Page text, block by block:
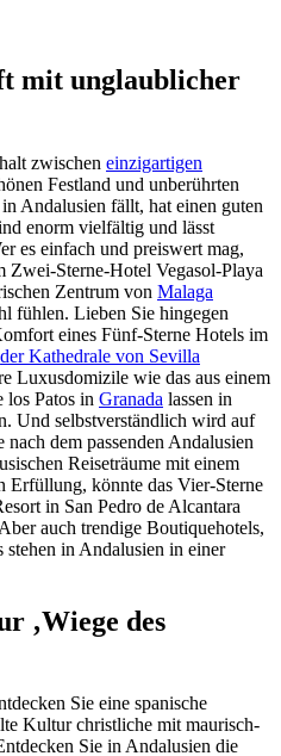
mit unglaublicher
zwischen einzigartigen
Festland und unberührten
Andalusien fällt, hat einen guten
enorm vielfältig und lässt
es einfach und preiswert mag,
Zwei-Sterne-Hotel Vegasol-Playa
Zentrum von Malaga
fühlen. Lieben Sie hingegen
eines Fünf-Sterne Hotels im
der Kathedrale von Sevilla
Luxusdomizile wie das aus einem
los Patos in Granada lassen in
Und selbstverständlich wird auf
dem passenden Andalusien
Reiseträume mit einem
Erfüllung, könnte das Vier-Sterne
in San Pedro de Alcantara
auch trendige Boutiquehotels,
stehen in Andalusien in einer
‚Wiege des
Sie eine spanische
Kultur christliche mit maurisch-
Sie in Andalusien die